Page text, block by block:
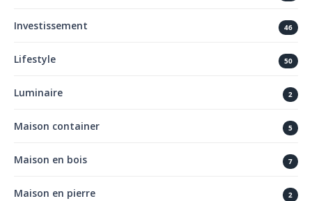
Investissement 46
Lifestyle 50
Luminaire 2
Maison container 5
Maison en bois 7
Maison en pierre 2